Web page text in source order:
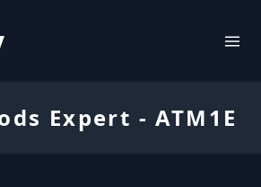
Expert - ATM1E